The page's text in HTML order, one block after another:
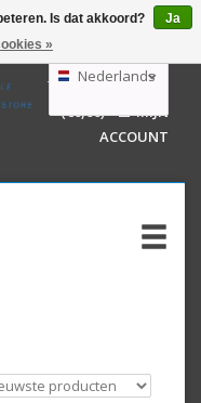
GBP
AUD
Nederlands
Deutsch
English
WINKELWAGEN
(€0,00)
MIJN
ACCOUNT
Is dat akkoord?
Ja
»